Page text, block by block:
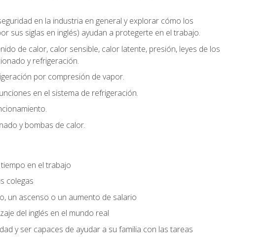
en la industria en general y explorar cómo los
sus siglas en inglés) ayudan a protegerte en el trabajo.
de calor, calor sensible, calor latente, presión, leyes de los
y refrigeración.
por compresión de vapor.
en el sistema de refrigeración.
y bombas de calor.
en el trabajo
colegas
un ascenso o un aumento de salario
del inglés en el mundo real
y ser capaces de ayudar a su familia con las tareas